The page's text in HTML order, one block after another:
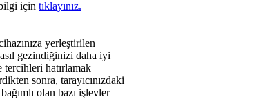
için tıklayınız.
yerleştirilen
gezindiğinizi daha iyi
tercihleri hatırlamak
sonra, tarayıcınızdaki
olan bazı işlevler